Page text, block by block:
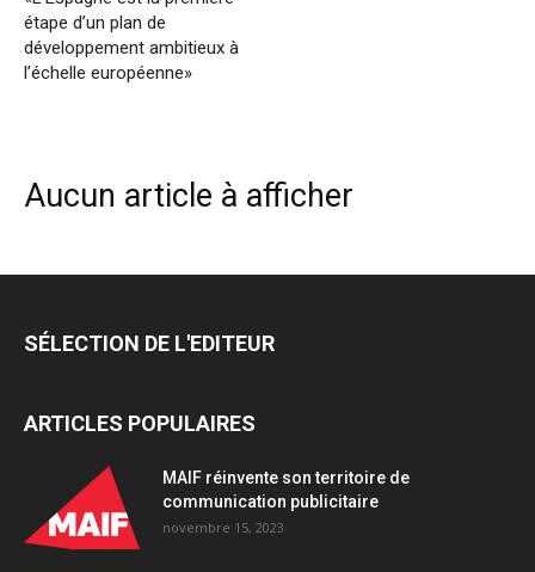
étape d’un plan de
développement ambitieux à
l’échelle européenne»
Aucun article à afficher
SÉLECTION DE L'EDITEUR
ARTICLES POPULAIRES
MAIF réinvente son territoire de
communication publicitaire
novembre 15, 2023